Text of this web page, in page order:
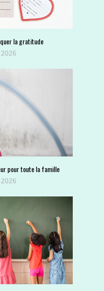
la gratitude
pour toute la famille